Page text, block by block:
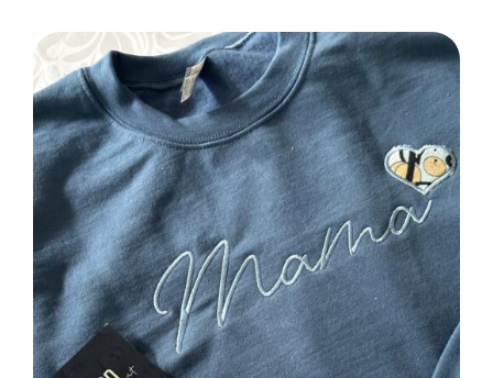
SELECT OPTIONS / DETAILS